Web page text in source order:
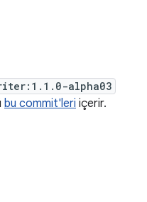
alpha03
bu commit'leri içerir.